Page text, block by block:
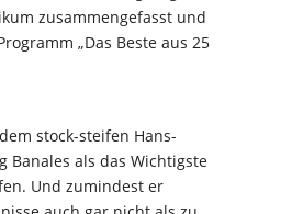
zusammengefasst und
„Das Beste aus 25
stock-steifen Hans-
Banales als das Wichtigste
Und zumindest er